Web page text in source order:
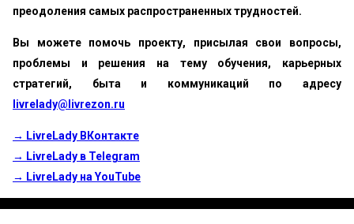
преодоления самых распространенных трудностей.
Вы можете помочь проекту, присылая свои вопросы,
проблемы и решения на тему обучения, карьерных
стратегий, быта и коммуникаций по адресу
livrelady@livrezon.ru
→ LivreLady ВКонтакте
→ LivreLady в Telegram
→ LivreLady на YouTube